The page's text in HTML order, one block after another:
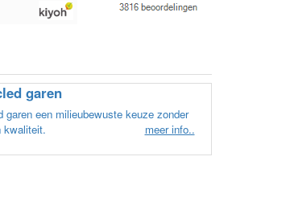
garen
garen een milieubewuste keuze zonder
kwaliteit.
meer info..